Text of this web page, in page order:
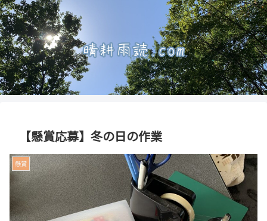
【懸賞応募】冬の日の作業
懸賞